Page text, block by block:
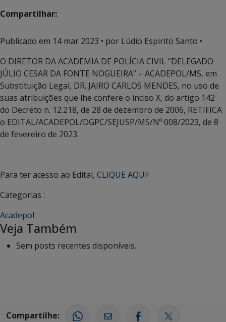
Compartilhar:
Publicado em 14 mar 2023 • por Lúdio Espirito Santo •
O DIRETOR DA ACADEMIA DE POLÍCIA CIVIL “DELEGADO
JÚLIO CESAR DA FONTE NOGUEIRA” – ACADEPOL/MS, em
Substituição Legal, DR. JAIRO CARLOS MENDES, no uso de
suas atribuições que lhe confere o inciso X, do artigo 142
do Decreto n. 12.218, de 28 de dezembro de 2006, RETIFICA
o EDITAL/ACADEPOL/DGPC/SEJUSP/MS/Nº 008/2023, de 8
de fevereiro de 2023.
Para ter acesso ao Edital, CLIQUE AQUI!
Categorias :
Acadepol
Veja Também
Sem posts recentes disponíveis.
Compartilhe: